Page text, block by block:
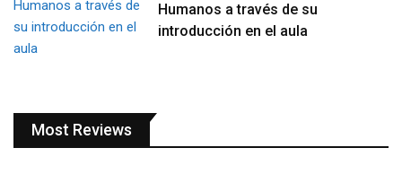
Humanos a través de su
introducción en el aula
Most Reviews